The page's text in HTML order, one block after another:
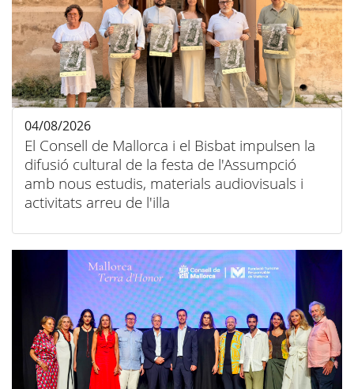
El Consell de Mallorca i el Bisbat impulsen la
difusió cultural de la festa de l'Assumpció
amb nous estudis, materials audiovisuals i
activitats arreu de l'illa
04/08/2026